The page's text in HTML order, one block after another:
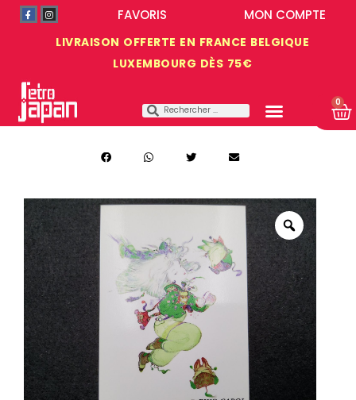
LIVRAISON OFFERTE EN FRANCE BELGIQUE
LUXEMBOURG DÈS 75€
MON COMPTE
FAVORIS
0